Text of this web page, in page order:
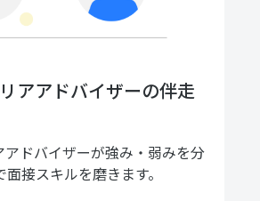
アアドバイザーの伴走
アドバイザーが強み・弱みを分
接スキルを磨きます。